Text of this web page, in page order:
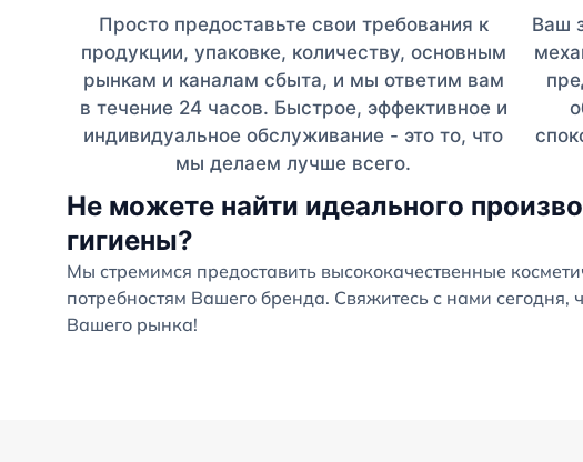
Просто предоставьте свои требования к
продукции, упаковке, количеству, основным
рынкам и каналам сбыта, и мы ответим вам
в течение 24 часов. Быстрое, эффективное и
индивидуальное обслуживание - это то, что
мы делаем лучше всего.
Ваш
Не можете найти идеального
гигиены?
Мы стремимся предоставить высококачественные
потребностям Вашего бренда. Свяжитесь с нами сегодня,
Вашего рынка!